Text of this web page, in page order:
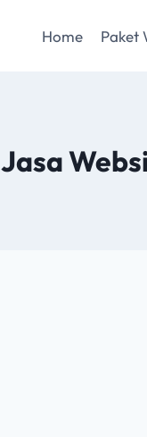
Home Paket
Jasa